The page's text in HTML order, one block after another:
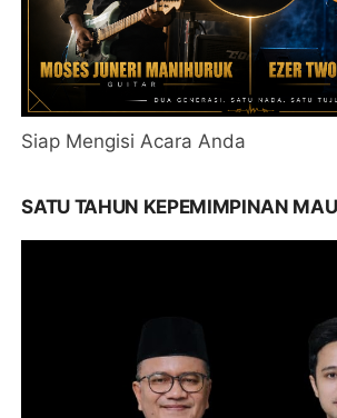
Siap Mengisi Acara Anda
SATU TAHUN KEPEMIMPINAN